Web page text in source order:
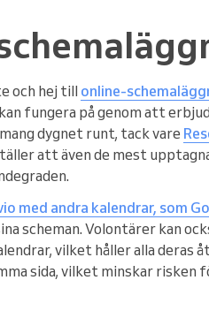
och hej till online-
fungera på genom att
dygnet runt, tack vare
att även de mest
med andra kalendrar, som
scheman. Volontärer kan
vilket håller alla deras
sida, vilket minskar risken